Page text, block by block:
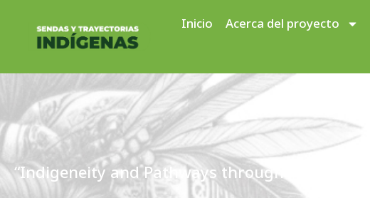
Inicio Acerca del proyecto
“Indigeneity and Pathways through Higher